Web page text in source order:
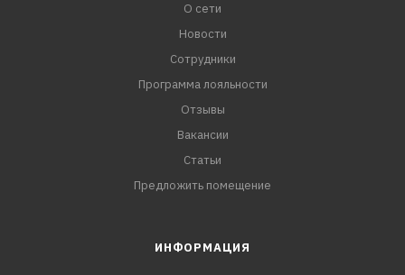
О сети
Новости
Сотрудники
Программа лояльности
Отзывы
Вакансии
Статьи
Предложить помещение
ИНФОРМАЦИЯ